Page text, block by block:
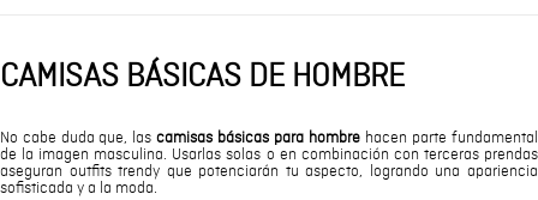
CAMISAS BÁSICAS DE HOMBRE
No cabe duda que, las camisas básicas para hombre hacen parte fundamental
de la imagen masculina. Usarlas solas o en combinación con terceras prendas
aseguran outfits trendy que potenciarán tu aspecto, logrando una apariencia
sofisticada y a la moda.